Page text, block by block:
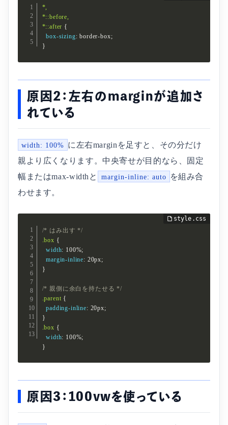
*,
*::before,
*::after {
box-sizing: border-box;
}
原因2：左右のmarginが追加さ
れている
width: 100% に左右marginを足すと、その分だけ
親より広くなります。中央寄せが目的なら、固定
幅またはmax-widthと
margin-inline: auto
を組み合
わせます。
/* はみ出す */
.box {
width: 100%;
margin-inline: 20px;
}
/* 親側に余白を持たせる */
.parent {
padding-inline: 20px;
}
.box {
width: 100%;
}
原因3：100vwを使っている